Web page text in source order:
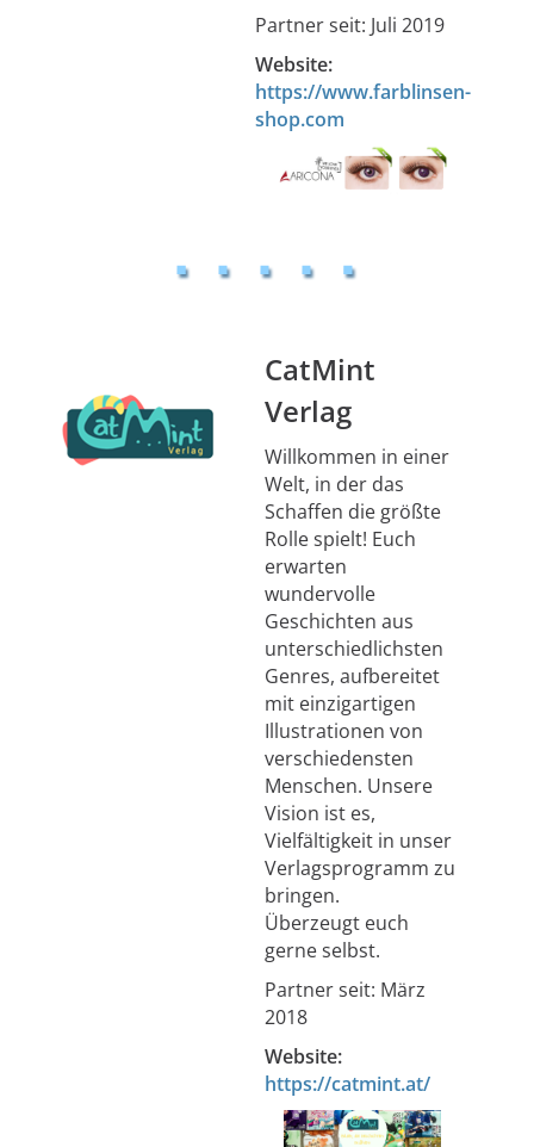
Partner seit: Juli 2019
Website:
https://www.farblinsen-
shop.com
CatMint
Verlag
Willkommen in einer
Welt, in der das
Schaffen die größte
Rolle spielt! Euch
erwarten
wundervolle
Geschichten aus
unterschiedlichsten
Genres, aufbereitet
mit einzigartigen
Illustrationen von
verschiedensten
Menschen. Unsere
Vision ist es,
Vielfältigkeit in unser
Verlagsprogramm zu
bringen.
Überzeugt euch
gerne selbst.
Partner seit: März
2018
Website:
https://catmint.at/